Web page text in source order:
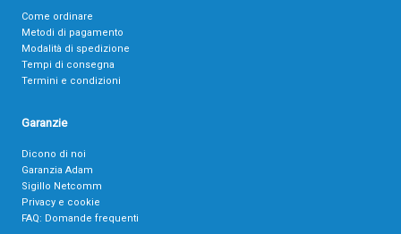
Come ordinare
Metodi di pagamento
Modalità di spedizione
Tempi di consegna
Termini e condizioni
Garanzie
Dicono di noi
Garanzia Adam
Sigillo Netcomm
Privacy e cookie
FAQ: Domande frequenti